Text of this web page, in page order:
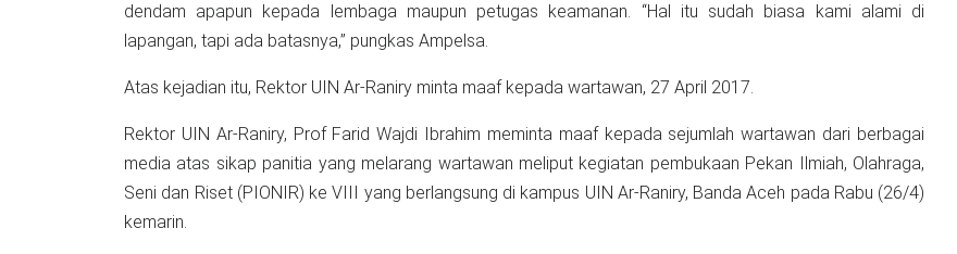
dendam apapun kepada lembaga maupun petugas keamanan. “Hal itu sudah biasa kami alami di
lapangan, tapi ada batasnya,” pungkas Ampelsa.
Atas kejadian itu, Rektor UIN Ar-Raniry minta maaf kepada wartawan, 27 April 2017.
Rektor UIN Ar-Raniry, Prof Farid Wajdi Ibrahim meminta maaf kepada sejumlah wartawan dari berbagai
media atas sikap panitia yang melarang wartawan meliput kegiatan pembukaan Pekan Ilmiah, Olahraga,
Seni dan Riset (PIONIR) ke VIII yang berlangsung di kampus UIN Ar-Raniry, Banda Aceh pada Rabu (26/4)
kemarin.